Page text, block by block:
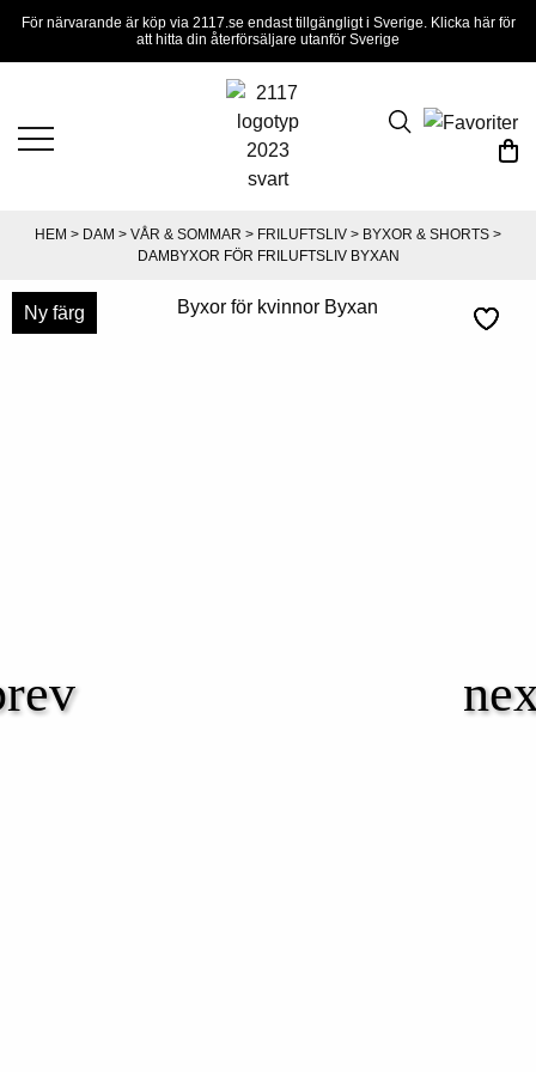
För närvarande är köp via 2117.se endast tillgängligt i Sverige. Klicka här för
att hitta din återförsäljare utanför Sverige
HEM > DAM > VÅR & SOMMAR > FRILUFTSLIV > BYXOR & SHORTS >
DAMBYXOR FÖR FRILUFTSLIV BYXAN
Nyhet
Nyhet
Ny färg